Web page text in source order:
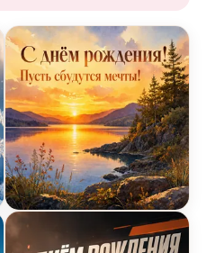
со снежинками
Открытка Днем